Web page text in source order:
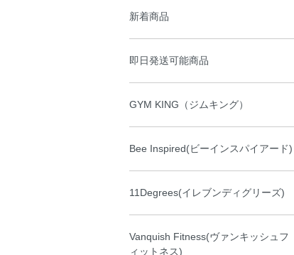
新着商品
即日発送可能商品
GYM KING（ジムキング）
Bee Inspired(ビーインスパイアード)
11Degrees(イレブンディグリーズ)
Vanquish Fitness(ヴァンキッシュフ
ィットネス)